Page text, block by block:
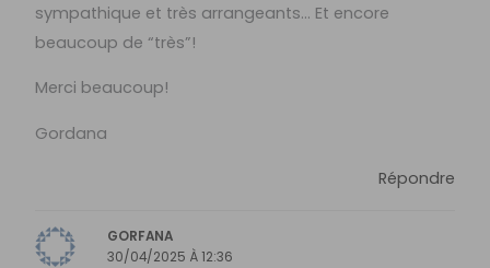
sympathique et très arrangeants… Et encore
beaucoup de “très”!
Merci beaucoup!
Gordana
Répondre
GORFANA
30/04/2025 À 12:36